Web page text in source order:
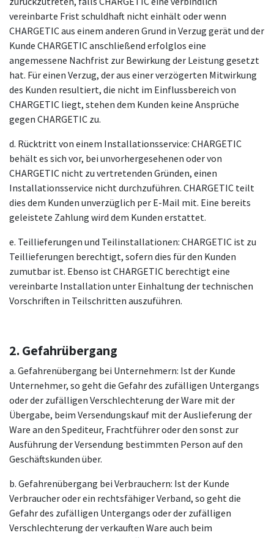
vereinbarte Frist schuldhaft nicht einhält oder wenn
CHARGETIC aus einem anderen Grund in Verzug gerät und der
Kunde CHARGETIC anschließend erfolglos eine
angemessene Nachfrist zur Bewirkung der Leistung gesetzt
hat. Für einen Verzug, der aus einer verzögerten Mitwirkung
des Kunden resultiert, die nicht im Einflussbereich von
CHARGETIC liegt, stehen dem Kunden keine Ansprüche
gegen CHARGETIC zu.
d. Rücktritt von einem Installationsservice: CHARGETIC
behält es sich vor, bei unvorhergesehenen oder von
CHARGETIC nicht zu vertretenden Gründen, einen
Installationsservice nicht durchzuführen. CHARGETIC teilt
dies dem Kunden unverzüglich per E-Mail mit. Eine bereits
geleistete Zahlung wird dem Kunden erstattet.
e. Teillieferungen und Teilinstallationen: CHARGETIC ist zu
Teillieferungen berechtigt, sofern dies für den Kunden
zumutbar ist. Ebenso ist CHARGETIC berechtigt eine
vereinbarte Installation unter Einhaltung der technischen
Vorschriften in Teilschritten auszuführen.
2. Gefahrübergang
a. Gefahrenübergang bei Unternehmern: Ist der Kunde
Unternehmer, so geht die Gefahr des zufälligen Untergangs
oder der zufälligen Verschlechterung der Ware mit der
Übergabe, beim Versendungskauf mit der Auslieferung der
Ware an den Spediteur, Frachtführer oder den sonst zur
Ausführung der Versendung bestimmten Person auf den
Geschäftskunden über.
b. Gefahrenübergang bei Verbrauchern: Ist der Kunde
Verbraucher oder ein rechtsfähiger Verband, so geht die
Gefahr des zufälligen Untergangs oder der zufälligen
Verschlechterung der verkauften Ware auch beim